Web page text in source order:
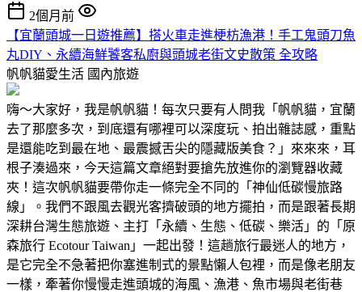
2個月前
【宜蘭頭城一日遊推薦】搭火車走進梗枋漁港！手工鬼頭刀魚
丸DIY、永續海鮮饕客私廚與頭城老街文史散策 全攻略
帆帆貓愛生活 國內旅遊
嗨～大家好，我是帆帆貓！每次只要有人問我「帆帆貓，宜蘭
去了那麼多次，到底還有哪裡可以深度玩、拍出雜誌感，重點
是還能吃到最在地、最震撼舌尖的隱藏版美食？」來來來，耳
根子湊過來，今天這篇文章絕對要搶先放進你的瀏覽器收藏
夾！這次帆帆貓要帶你走一條完全不同的「神仙低碳慢旅路
線」。我們不跟風去觀光客擠破頭的地方擺拍，而是跟著長期
深耕台灣生態旅遊、主打「永續、生態、低碳、樂活」的「原
森旅行 Ecotour Taiwan」一起出發！這趟旅行最迷人的地方，
是它完全不急著把你塞進制式的景點懶人包裡，而是像老朋友
一樣，牽著你慢慢走進頭城的海風、漁港、魚市場與老街巷